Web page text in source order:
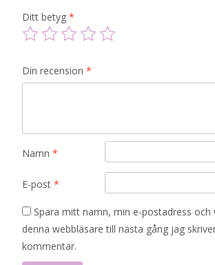
Ditt betyg *
Din recension *
Namn *
E-post *
Spara mitt namn, min e-postadress och
denna webbläsare till nästa gång jag
kommentar.